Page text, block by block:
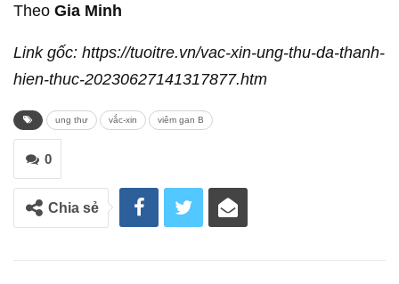
Theo Gia Minh
Link gốc: https://tuoitre.vn/vac-xin-ung-thu-da-thanh-
hien-thuc-20230627141317877.htm
ung thư vắc-xin viêm gan B
0
Chia sẻ